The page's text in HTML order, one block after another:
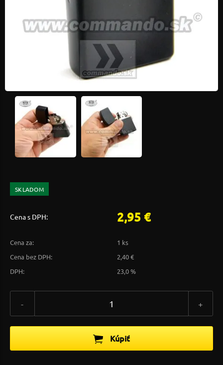
SKLADOM
Cena s DPH: 2,95 €
Cena za:
1 ks
Cena bez DPH:
2,40 €
DPH:
23,0 %
- +
Kúpiť